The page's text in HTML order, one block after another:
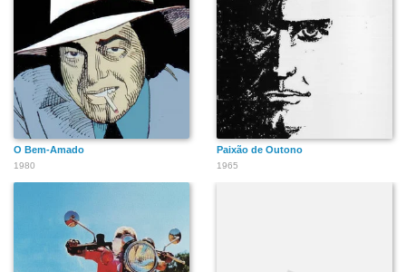
O Bem-Amado
1980
Paixão de Outono
1965